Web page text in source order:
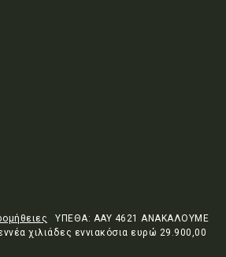
ΥΠΕΘΑ: AAY 4621 ΑΝΑΚΑΛΟΥΜΕ
χιλιάδες εννιακόσια ευρώ 29.900,00